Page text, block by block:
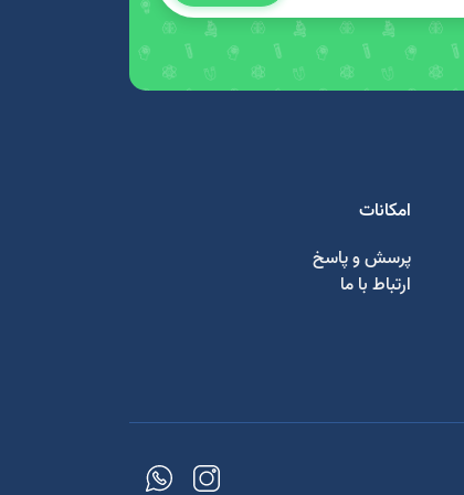
امکانات
پرسش و پاسخ
ارتباط با ما